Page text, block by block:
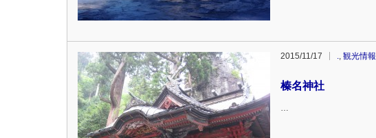
2015/11/17 ., 観光情報
榛名神社
…